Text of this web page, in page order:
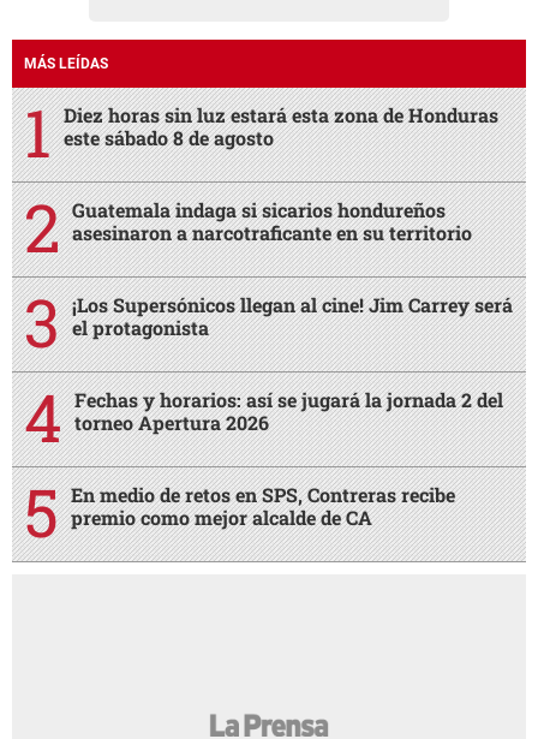
MÁS LEÍDAS
Diez horas sin luz estará esta zona de Honduras
este sábado 8 de agosto
Guatemala indaga si sicarios hondureños
asesinaron a narcotraficante en su territorio
¡Los Supersónicos llegan al cine! Jim Carrey será
el protagonista
Fechas y horarios: así se jugará la jornada 2 del
torneo Apertura 2026
En medio de retos en SPS, Contreras recibe
premio como mejor alcalde de CA